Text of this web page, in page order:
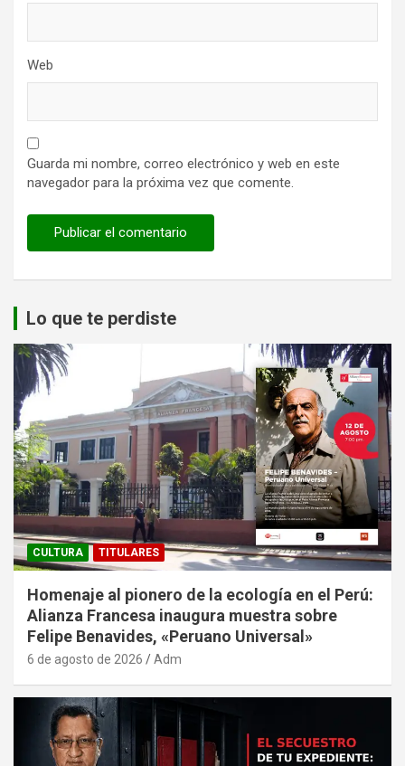
Web
Guarda mi nombre, correo electrónico y web en este
navegador para la próxima vez que comente.
Lo que te perdiste
CULTURA TITULARES
Homenaje al pionero de la ecología en el Perú:
Alianza Francesa inaugura muestra sobre
Felipe Benavides, «Peruano Universal»
6 de agosto de 2026 Adm